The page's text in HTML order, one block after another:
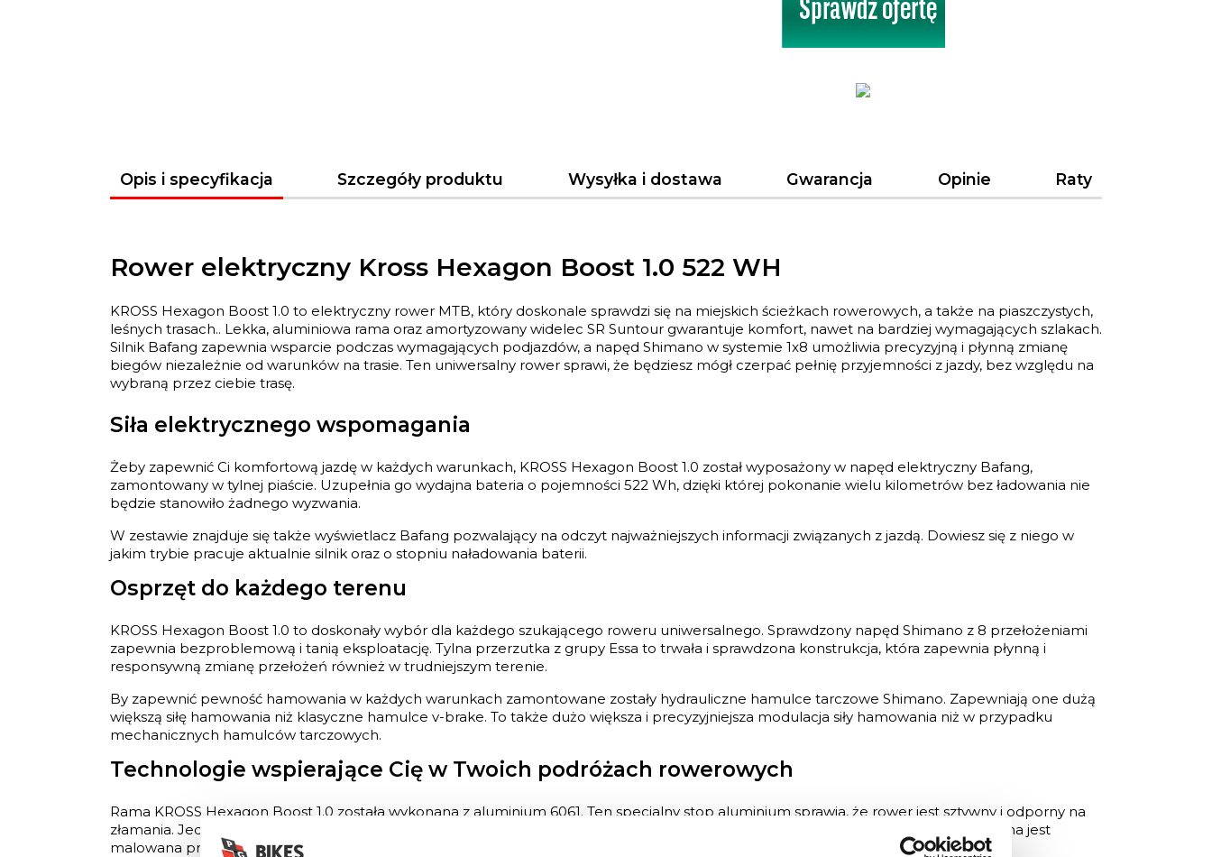
Opis i specyfikacja Szczegóły produktu Wysyłka i dostawa Gwarancja Opinie Raty
Rower elektryczny Kross Hexagon Boost 1.0 522 WH
KROSS Hexagon Boost 1.0 to elektryczny rower MTB, który doskonale sprawdzi się na miejskich ścieżkach rowerowych, a także na piaszczystych,
leśnych trasach.. Lekka, aluminiowa rama oraz amortyzowany widelec SR Suntour gwarantuje komfort, nawet na bardziej wymagających szlakach.
Silnik Bafang zapewnia wsparcie podczas wymagających podjazdów, a napęd Shimano w systemie 1x8 umożliwia precyzyjną i płynną zmianę
biegów niezależnie od warunków na trasie. Ten uniwersalny rower sprawi, że będziesz mógł czerpać pełnię przyjemności z jazdy, bez względu na
wybraną przez ciebie trasę.
Siła elektrycznego wspomagania
Żeby zapewnić Ci komfortową jazdę w każdych warunkach, KROSS Hexagon Boost 1.0 został wyposażony w napęd elektryczny Bafang,
zamontowany w tylnej piaście. Uzupełnia go wydajna bateria o pojemności 522 Wh, dzięki której pokonanie wielu kilometrów bez ładowania nie
będzie stanowiło żadnego wyzwania.
W zestawie znajduje się także wyświetlacz Bafang pozwalający na odczyt najważniejszych informacji związanych z jazdą. Dowiesz się z niego w
jakim trybie pracuje aktualnie silnik oraz o stopniu naładowania baterii.
Osprzęt do każdego terenu
KROSS Hexagon Boost 1.0 to doskonały wybór dla każdego szukającego roweru uniwersalnego. Sprawdzony napęd Shimano z 8 przełożeniami
zapewnia bezproblemową i tanią eksploatację. Tylna przerzutka z grupy Essa to trwała i sprawdzona konstrukcja, która zapewnia płynną i
responsywną zmianę przełożeń również w trudniejszym terenie.
By zapewnić pewność hamowania w każdych warunkach zamontowane zostały hydrauliczne hamulce tarczowe Shimano. Zapewniają one dużą
większą siłę hamowania niż klasyczne hamulce v-brake. To także dużo większa i precyzyjniejsza modulacja siły hamowania niż w przypadku
mechanicznych hamulców tarczowych.
Technologie wspierające Cię w Twoich podróżach rowerowych
Rama KROSS Hexagon Boost 1.0 została wykonana z aluminium 6061. Ten specjalny stop aluminium sprawia, że rower jest sztywny i odporny na
złamania. Jednocześnie, jest to stosunkowo lekki materiał, który może zaskoczyć niejednego rowerzystę swoimi właściwościami. Rama jest
malowana proszkowo, co przekłada się na trwałość malowania oraz odporność lakieru na uszkodzenia mechaniczne.